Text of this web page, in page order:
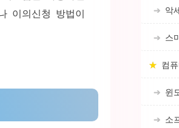
이의신청 방법이
악
스
컴
윈
소